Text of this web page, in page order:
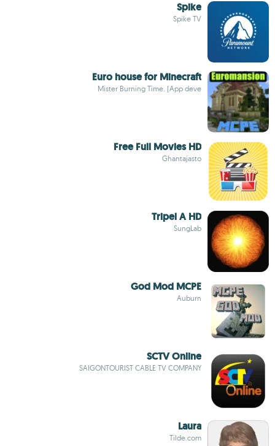
Spike
Spike TV
Euro house for Minecraft
Mister Burning Time. (App deve
Free Full Movies HD
Ghantajasto
Tripel A HD
SungLab
God Mod MCPE
Auburn
SCTV Online
SAIGONTOURIST CABLE TV COMPANY
Laura
Tilde.com